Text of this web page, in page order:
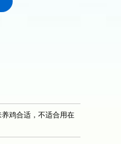
鸡合适，不适合用在